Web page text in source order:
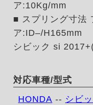
ア:10Kg/mm
■ スプリング寸法
ア:ID–/H165mm
シビック si
対応車種/型式
HONDA -- シビ